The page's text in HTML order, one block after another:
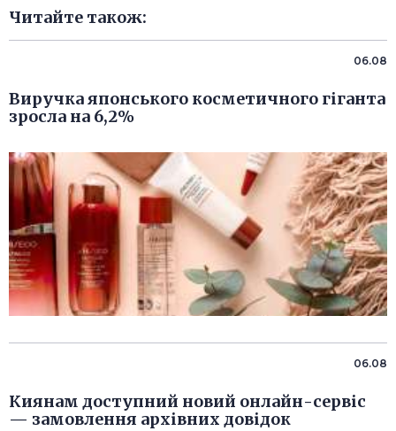
Читайте також:
06.08
Виручка японського косметичного гіганта
зросла на 6,2%
06.08
Киянам доступний новий онлайн-сервіс
— замовлення архівних довідок